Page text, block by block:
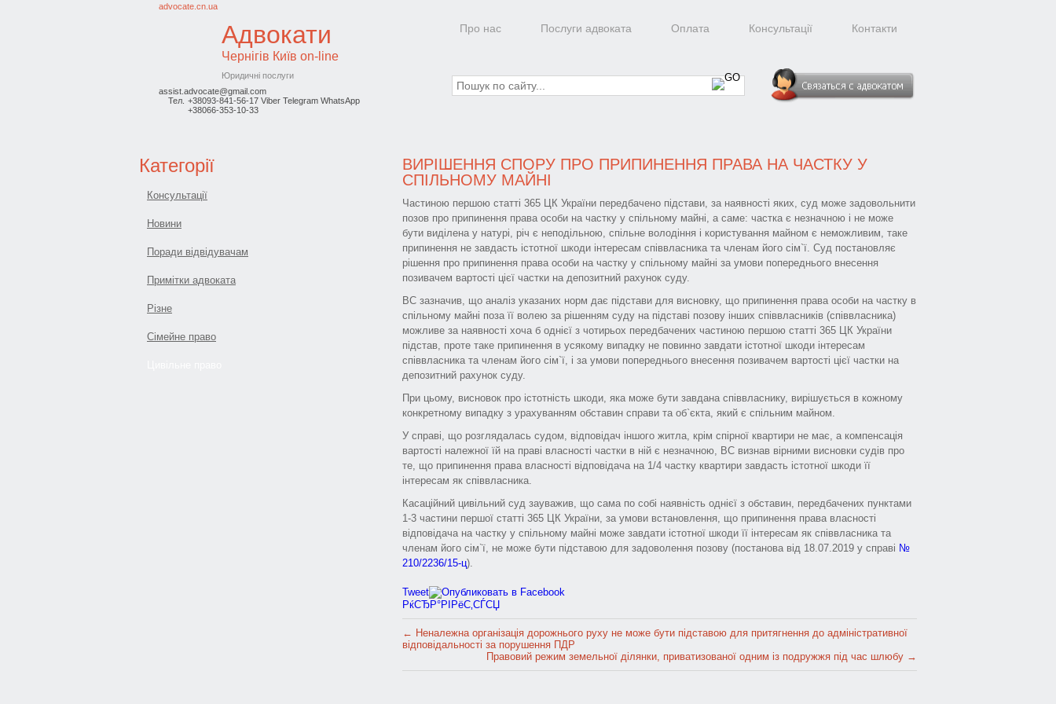
advocate.cn.ua
Адвокати
Чернігів Київ on-line
Юридичні послуги
assist.advocate@gmail.com
Тел. +38093-841-56-17 Viber Telegram WhatsApp
+38066-353-10-33
Про нас Послуги адвоката Оплата Консультації Контакти
Категорії
Консультації
Новини
Поради відвідувачам
Примітки адвоката
Різне
Сімейне право
ВИРІШЕННЯ СПОРУ ПРО ПРИПИНЕННЯ ПРАВА НА ЧАСТКУ У
СПІЛЬНОМУ МАЙНІ
Частиною першою статті 365 ЦК України передбачено підстави, за наявності яких, суд може задовольнити
позов про припинення права особи на частку у спільному майні, а саме: частка є незначною і не може
бути виділена у натурі, річ є неподільною, спільне володіння і користування майном є неможливим, таке
припинення не завдасть істотної шкоди інтересам співвласника та членам його сім`ї. Суд постановляє
рішення про припинення права особи на частку у спільному майні за умови попереднього внесення
позивачем вартості цієї частки на депозитний рахунок суду.
ВС зазначив, що аналіз указаних норм дає підстави для висновку, що припинення права особи на частку в
спільному майні поза її волею за рішенням суду на підставі позову інших співвласників (співвласника)
можливе за наявності хоча б однієї з чотирьох передбачених частиною першою статті 365 ЦК України
підстав, проте таке припинення в усякому випадку не повинно завдати істотної шкоди інтересам
співвласника та членам його сім`ї, і за умови попереднього внесення позивачем вартості цієї частки на
депозитний рахунок суду.
При цьому, висновок про істотність шкоди, яка може бути завдана співвласнику, вирішується в кожному
конкретному випадку з урахуванням обставин справи та об`єкта, який є спільним майном.
У справі, що розглядалась судом, відповідач іншого житла, крім спірної квартири не має, а компенсація
вартості належної їй на праві власності частки в ній є незначною, ВС визнав вірними висновки судів про
те, що припинення права власності відповідача на 1/4 частку квартири завдасть істотної шкоди її
інтересам як співвласника.
Касаційний цивільний суд зауважив, що сама по собі наявність однієї з обставин, передбачених пунктами
1-3 частини першої статті 365 ЦК України, за умови встановлення, що припинення права власності
відповідача на частку у спільному майні може завдати істотної шкоди її інтересам як співвласника та
членам його сім`ї, не може бути підставою для задоволення позову (постанова від 18.07.2019 у справі №
210/2236/15-ц).
Tweet
РќСЂР°РІРёС‚СЃСЏ
← Неналежна організація дорожнього руху не може бути підставою для притягнення до адміністративної
відповідальності за порушення ПДР
Правовий режим земельної ділянки, приватизованої одним із подружжя під час шлюбу →